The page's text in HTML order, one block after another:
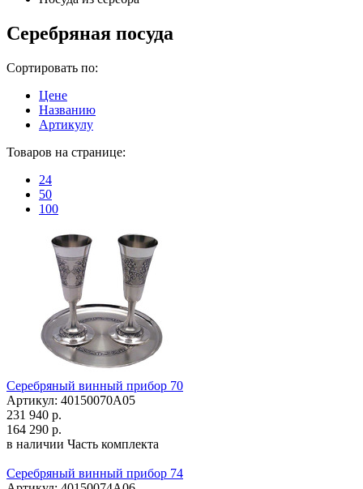
Серебряная посуда
Сортировать по:
Цене
Названию
Артикулу
Товаров на странице:
24
50
100
Серебряный винный прибор 70
Артикул: 40150070А05
231 940 р.
164 290 р.
в наличии Часть комплекта
Серебряный винный прибор 74